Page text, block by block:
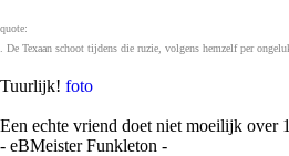
quote:
. De Texaan schoot tijdens die ruzie, volgens hemzelf per
Tuurlijk! foto
Een echte vriend doet niet moeilijk over
- eBMeister Funkleton -